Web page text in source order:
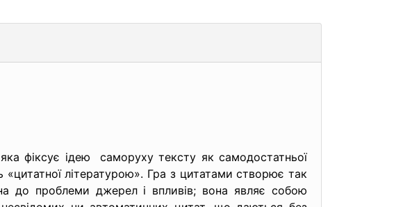
яка фіксує ідею саморуху тексту як самодостатньої
літературою». Гра з цитатами створює так
до проблеми джерел і впливів; вона являє собою